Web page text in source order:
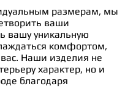
размерам, мы
ваши
вашу уникальную
комфортом,
Наши изделия не
характер, но и
благодаря